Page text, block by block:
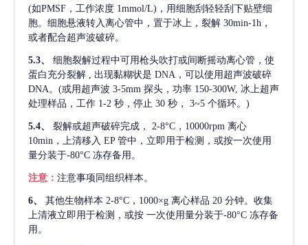
(如PMSF，工作浓度 1mmol/L)，用细胞刮轻轻刮下贴壁细
胞。细胞悬液转入离心管中，置于冰上，裂解 30min-1h，
或者配合超声波破碎。
5.3、
细胞裂解过程中可用枪头吹打或间断摇动离心管，使
蛋白充分裂解
, 出现黏糊状是 DNA，可以使用超声波破碎
DNA。(或用超声波 3-5mm 探头，功率 150-300W, 冰上超声
处理样品，工作 1-2 秒，停止 30 秒， 3~5 个循环。)
5.4、 裂解或超声破碎完成，
2-8°C，10000rpm 离心
10min，上清移入 EP 管中，立即用于检测，或按一次使用
量分装于-80°C 冻存备用。
注意： 注意事项同组织样本。
6、 其他生物样本 2-8°C，1000×g 离心样品 20 分钟。收集
上清液立即用于检测，或按 一次使用量分装于-80°C 冻存备
用。